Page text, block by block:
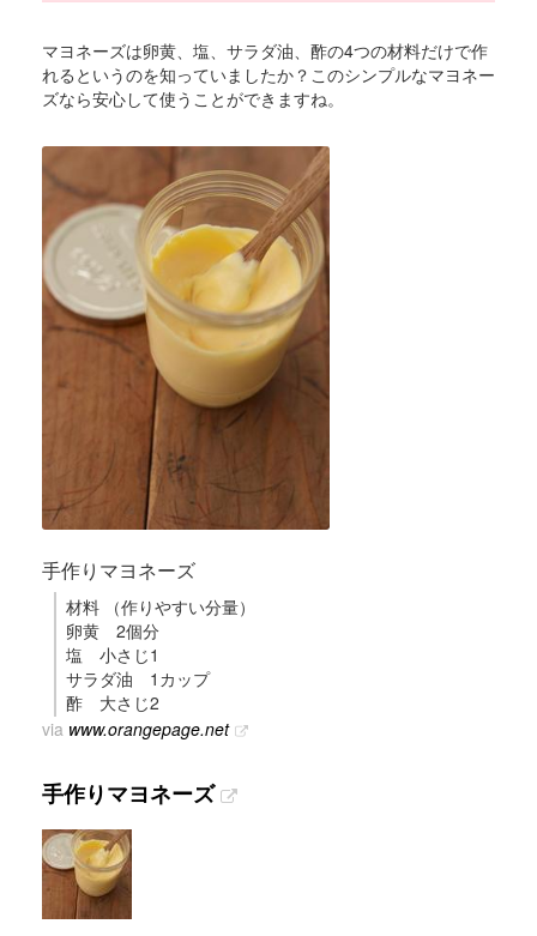
マヨネーズは卵黄、塩、サラダ油、酢の4つの材料だけで作
れるというのを知っていましたか？このシンプルなマヨネー
ズなら安心して使うことができますね。
手作りマヨネーズ
材料 （作りやすい分量）
卵黄 2個分
塩 小さじ1
サラダ油 1カップ
酢 大さじ2
via www.orangepage.net
手作りマヨネーズ